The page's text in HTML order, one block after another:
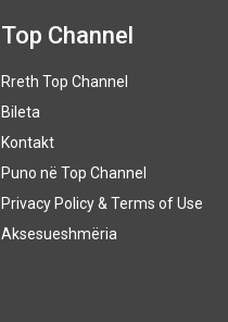
Top Channel
Rreth Top Channel
Bileta
Kontakt
Puno në Top Channel
Privacy Policy & Terms of Use
Aksesueshmëria